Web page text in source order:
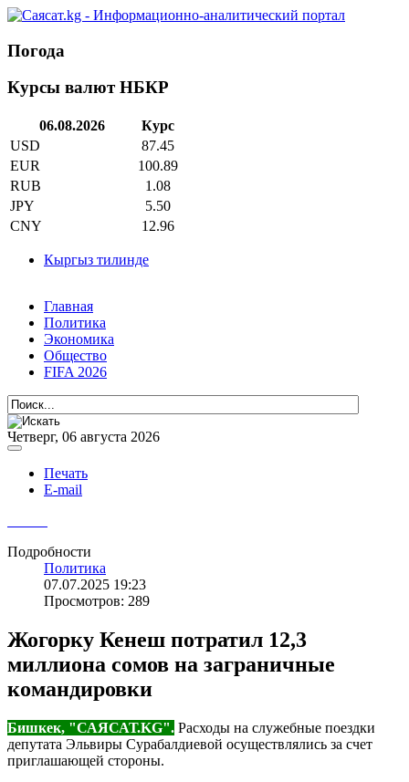
Погода
Курсы валют НБКР
06.08.2026
Курс
USD
87.45
EUR
100.89
RUB
1.08
JPY
5.50
CNY
12.96
Кыргыз тилинде
Главная
Политика
Экономика
Общество
FIFA 2026
Четверг, 06 августа 2026
Печать
E-mail
Подробности
Политика
07.07.2025 19:23
Просмотров: 289
Жогорку Кенеш потратил 12,3
миллиона сомов на заграничные
командировки
Бишкек, "САЯСАТ.KG". Расходы на служебные поездки
депутата Эльвиры Сурабалдиевой осуществлялись за счет
приглашающей стороны.